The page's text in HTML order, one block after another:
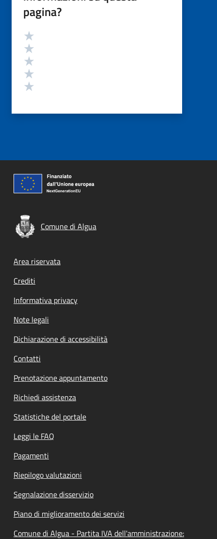
pagina?
Valutazione
Comune di Algua
Footer menu
Area riservata
Crediti
Informativa privacy
Note legali
Dichiarazione di accessibilità
Contatti
Prenotazione appuntamento
Richiedi assistenza
Statistiche del portale
Leggi le FAQ
Pagamenti
Riepilogo valutazioni
Segnalazione disservizio
Piano di miglioramento dei servizi
Comune di Algua - Partita IVA dell'amministrazione: